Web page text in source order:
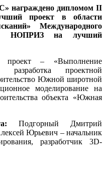
дипломом II
проект в области
Международного
НОПРИЗ на лучший
проект – «Выполнение
проектной
Южной широтной
моделирование на
объекта «Южная
Подгорный Дмитрий
Юрьевич – начальник
разработчик 3D-